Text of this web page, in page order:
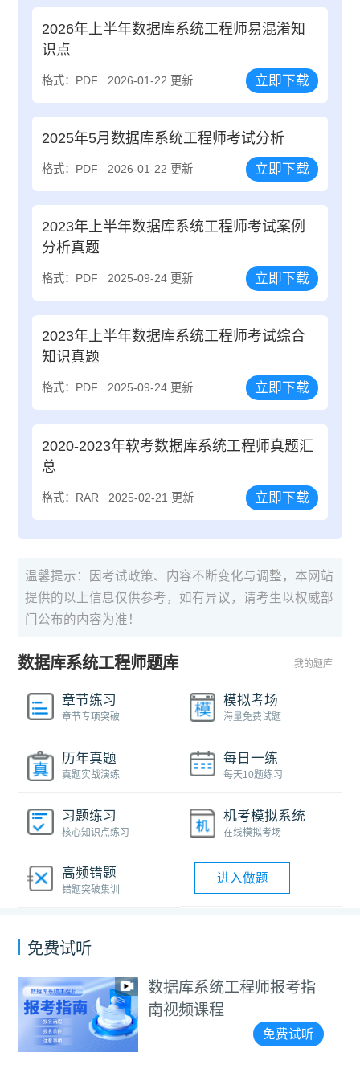
2026年上半年数据库系统工程师易混淆知
识点
格式：PDF 2026-01-22 更新 立即下载
2025年5月数据库系统工程师考试分析
格式：PDF 2026-01-22 更新 立即下载
2023年上半年数据库系统工程师考试案例
分析真题
格式：PDF 2025-09-24 更新 立即下载
2023年上半年数据库系统工程师考试综合
知识真题
格式：PDF 2025-09-24 更新 立即下载
2020-2023年软考数据库系统工程师真题汇
总
格式：RAR 2025-02-21 更新 立即下载
温馨提示：因考试政策、内容不断变化与调整，本网站
提供的以上信息仅供参考，如有异议，请考生以权威部
门公布的内容为准！
数据库系统工程师题库 我的题库
章节练习
章节专项突破
模拟考场
海量免费试题
历年真题
真题实战演练
每日一练
每天10题练习
习题练习
核心知识点练习
机考模拟系统
在线模拟考场
高频错题
错题突破集训
进入做题
免费试听
数据库系统工程师报考指
南视频课程
免费试听